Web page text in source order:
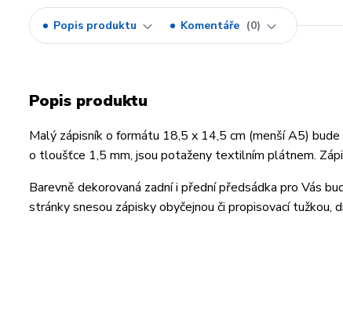
Popis produktu Komentáře 0
Popis produktu
Malý zápisník o formátu 18,5 x 14,5 cm (menší A5)
o tloušťce 1,5 mm, jsou potaženy textilním plátnem.
Barevně dekorovaná zadní i přední předsádka pro Vás
stránky snesou zápisky obyčejnou či propisovací tužkou,